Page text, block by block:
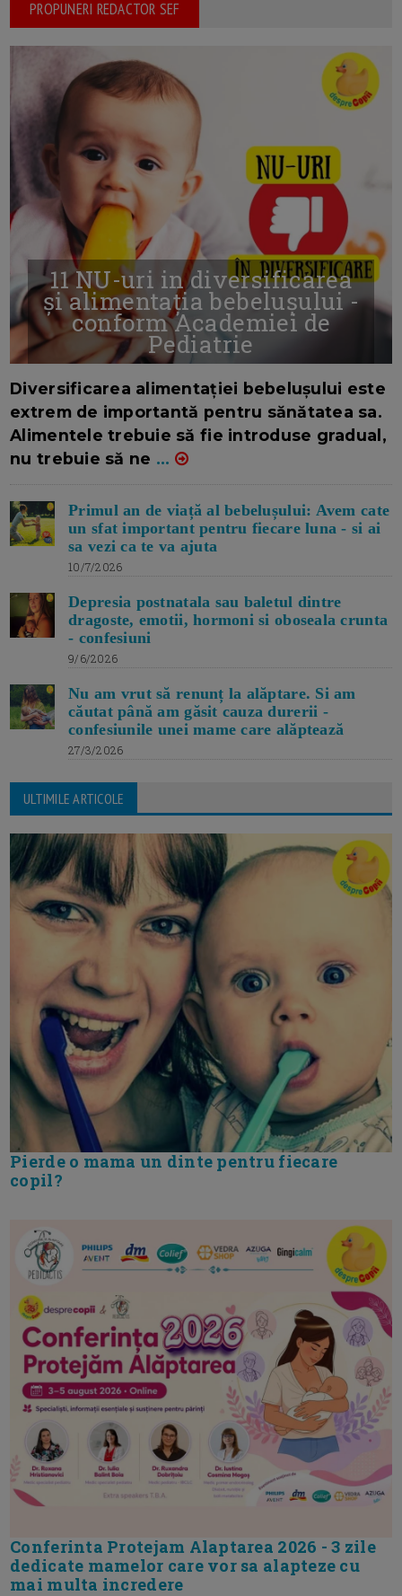
PROPUNERI REDACTOR SEF
11 NU-uri in diversificarea
și alimentația bebelușului -
conform Academiei de
Pediatrie
Diversificarea alimentației bebelușului este
extrem de importantă pentru sănătatea sa.
Alimentele trebuie să fie introduse gradual,
nu trebuie să ne ...
Primul an de viață al bebelușului: Avem cate
un sfat important pentru fiecare luna - si ai
sa vezi ca te va ajuta
10/7/2026
Depresia postnatala sau baletul dintre
dragoste, emotii, hormoni si oboseala crunta
- confesiuni
9/6/2026
Nu am vrut să renunț la alăptare. Si am
căutat până am găsit cauza durerii -
confesiunile unei mame care alăptează
27/3/2026
ULTIMILE ARTICOLE
Pierde o mama un dinte pentru fiecare
copil?
Conferinta Protejam Alaptarea 2026 - 3 zile
dedicate mamelor care vor sa alapteze cu
mai multa incredere